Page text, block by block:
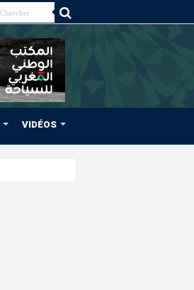
VIDÉOS